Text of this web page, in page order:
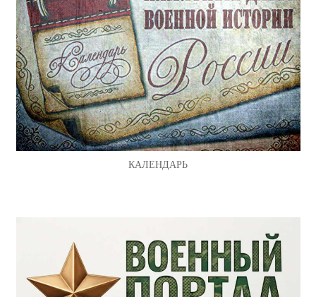
КАЛЕНДАРЬ